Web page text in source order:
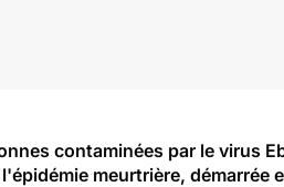
contaminées par le virus
meurtrière, démarrée